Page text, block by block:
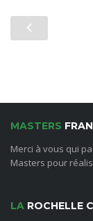
MASTERS
Merci à vous qui
Masters pour
LA ROCHELLE